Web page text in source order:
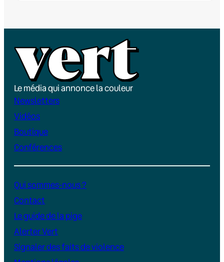
Le média qui annonce la couleur
Newsletters
Vidéos
Boutique
Conférences
Qui sommes-nous ?
Contact
Le guide de la pige
Alerter Vert
Signaler des faits de violence